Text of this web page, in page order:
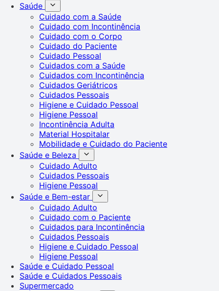
Saúde
Cuidado com a Saúde
Cuidado com Incontinência
Cuidado com o Corpo
Cuidado do Paciente
Cuidado Pessoal
Cuidados com a Saúde
Cuidados com Incontinência
Cuidados Geriátricos
Cuidados Pessoais
Higiene e Cuidado Pessoal
Higiene Pessoal
Incontinência Adulta
Material Hospitalar
Mobilidade e Cuidado do Paciente
Saúde e Beleza
Cuidado Adulto
Cuidados Pessoais
Higiene Pessoal
Saúde e Bem-estar
Cuidado Adulto
Cuidado com o Paciente
Cuidados para Incontinência
Cuidados Pessoais
Higiene e Cuidado Pessoal
Higiene Pessoal
Saúde e Cuidado Pessoal
Saúde e Cuidados Pessoais
Supermercado